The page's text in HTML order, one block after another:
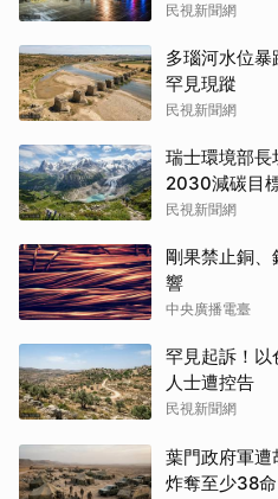
民視新聞網
多瑙河水位
罕見現蹤
民視新聞網
瑞士環境部
2030減碳目
民視新聞網
剛果禁止銅
響
中央廣播電臺
罕見起訴！以
人士遭控告
民視新聞網
葉門政府軍
炸奪至少38命